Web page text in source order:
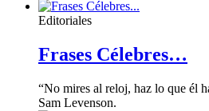
Editoriales
Frases Célebres…
“No mires al reloj, haz lo que él
Sam Levenson.